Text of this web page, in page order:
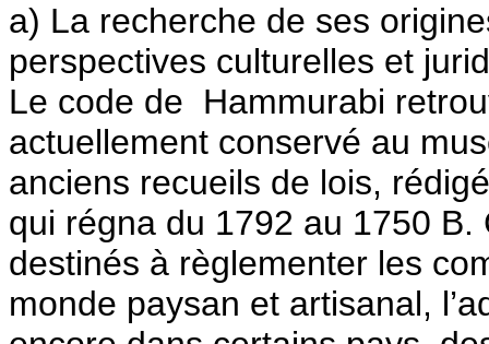
a) La recherche de ses
perspectives culturelles et
Le code de Hammurabi
actuellement conservé au
anciens recueils de lois,
qui régna du 1792 au 1750
destinés à règlementer les
monde paysan et artisanal,